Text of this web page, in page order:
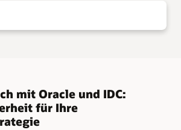
mit Oracle und IDC:
für Ihre